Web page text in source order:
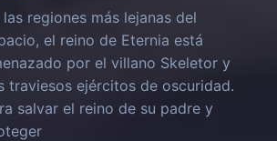
las regiones más lejanas del
el reino de Eternia está
por el villano Skeletor y
traviesos ejércitos de oscuridad.
salvar el reino de su padre y